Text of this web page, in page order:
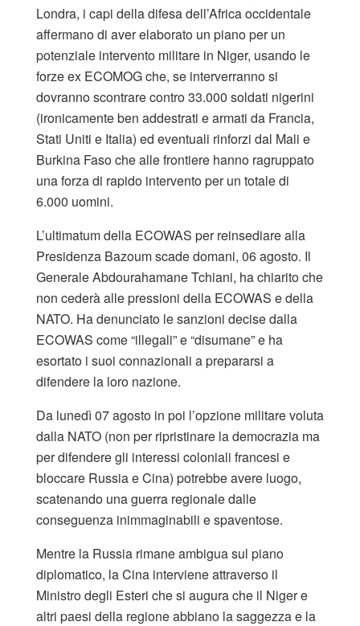
Londra, i capi della difesa dell’Africa occidentale
affermano di aver elaborato un piano per un
potenziale intervento militare in Niger, usando le
forze ex ECOMOG che, se interverranno si
dovranno scontrare contro 33.000 soldati nigerini
(ironicamente ben addestrati e armati da Francia,
Stati Uniti e Italia) ed eventuali rinforzi dal Mali e
Burkina Faso che alle frontiere hanno ragruppato
una forza di rapido intervento per un totale di
6.000 uomini.
L’ultimatum della ECOWAS per reinsediare alla
Presidenza Bazoum scade domani, 06 agosto. Il
Generale Abdourahamane Tchiani, ha chiarito che
non cederà alle pressioni della ECOWAS e della
NATO. Ha denunciato le sanzioni decise dalla
ECOWAS come “illegali” e “disumane” e ha
esortato i suoi connazionali a prepararsi a
difendere la loro nazione.
Da lunedì 07 agosto in poi l’opzione militare voluta
dalla NATO (non per ripristinare la democrazia ma
per difendere gli interessi coloniali francesi e
bloccare Russia e Cina) potrebbe avere luogo,
scatenando una guerra regionale dalle
conseguenza inimmaginabili e spaventose.
Mentre la Russia rimane ambigua sul piano
diplomatico, la Cina interviene attraverso il
Ministro degli Esteri che si augura che il Niger e
altri paesi della regione abbiano la saggezza e la